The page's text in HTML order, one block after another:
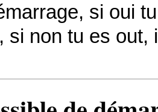
si oui
si non tu es out,